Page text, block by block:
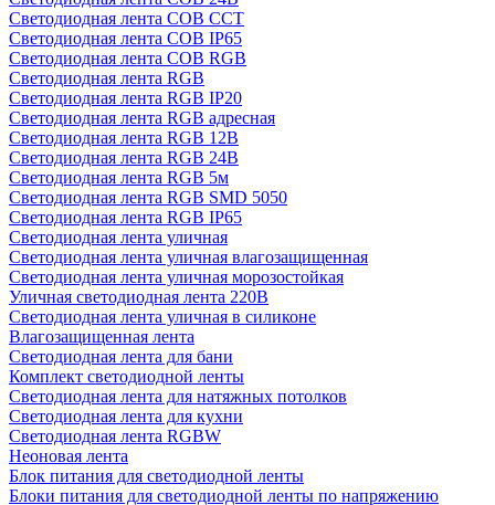
Светодиодная лента COB CCT
Светодиодная лента COB IP65
Светодиодная лента COB RGB
Светодиодная лента RGB
Светодиодная лента RGB IP20
Светодиодная лента RGB адресная
Светодиодная лента RGB 12В
Светодиодная лента RGB 24В
Светодиодная лента RGB 5м
Светодиодная лента RGB SMD 5050
Светодиодная лента RGB IP65
Светодиодная лента уличная
Светодиодная лента уличная влагозащищенная
Светодиодная лента уличная морозостойкая
Уличная светодиодная лента 220В
Светодиодная лента уличная в силиконе
Влагозащищенная лента
Светодиодная лента для бани
Комплект светодиодной ленты
Светодиодная лента для натяжных потолков
Светодиодная лента для кухни
Светодиодная лента RGBW
Неоновая лента
Блок питания для светодиодной ленты
Блоки питания для светодиодной ленты по напряжению